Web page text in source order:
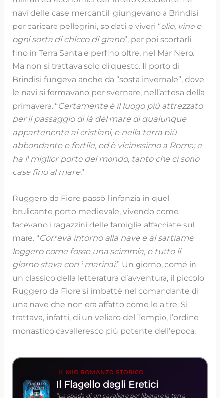
navi delle case mercantili giungevano a Brindisi
per caricare pellegrini, soldati e viveri “olio, vino e
ogni sorta di chicco di grano”, per poi scortarli
fino in Terra Santa e perfino oltre, nel Mar Nero.
Ma non si trattava solo di questo. Il porto di
Brindisi fungeva anche da “sosta invernale”, dove
le navi si fermavano per svernare, nell’attesa della
primavera. “Certamente è il luogo più attrezzato
per il passaggio di là del mare di qualunque
appartenente ai cristiani, e nella terra più
abbondante e fertile, ed è vicinissimo a Roma; e
ha il miglior porto del mondo, tanto che ci sono
case fino al mare.”
Ruggero da Fiore passò l’infanzia in quel
brulicante porto medievale, vivendo come
facevano i ragazzini delle famiglie affacciate sul
mare. “Correva intorno alla nave e al sartiame
leggero come fosse una scimmia, e tutto il
giorno stava con i marinai.” Un giorno, come in
un classico della letteratura d’avventura, il piccolo
Ruggero da Fiore si imbatté nel comandante di
una nave che non era affatto come le altre. Si
trattava, infatti, di un veliero del Tempio, l’ordine
monastico cavalleresco più potente dell’epoca.
IL MIO ROMANZO STORICO
Il Flagello degli Eretici
“La spada di un cavaliere per liberare la terra